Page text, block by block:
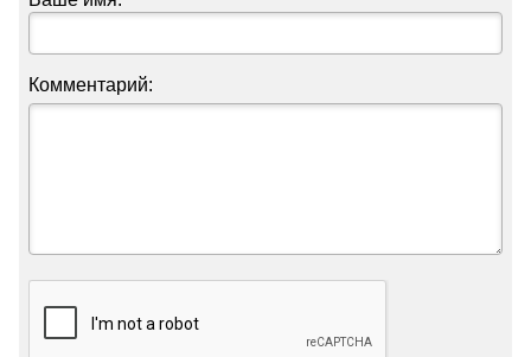
Комментарий: